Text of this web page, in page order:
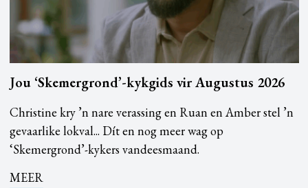
Jou ‘Skemergrond’-kykgids vir Augustus 2026
Christine kry ’n nare verassing en Ruan en Amber stel ’n
gevaarlike lokval... Dít en nog meer wag op
‘Skemergrond’-kykers vandeesmaand.
MEER